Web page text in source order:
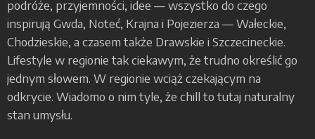
podróże, przyjemności, idee — wszystko do czego
inspirują Gwda, Noteć, Krajna i Pojezierza — Wałeckie,
Chodzieskie, a czasem także Drawskie i Szczecineckie.
Lifestyle w regionie tak ciekawym, że trudno określić go
jednym słowem. W regionie wciąż czekającym na
odkrycie. Wiadomo o nim tyle, że chill to tutaj naturalny
stan umysłu.